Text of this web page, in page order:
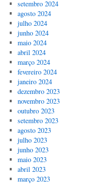
setembro 2024
agosto 2024
julho 2024
junho 2024
maio 2024
abril 2024
março 2024
fevereiro 2024
janeiro 2024
dezembro 2023
novembro 2023
outubro 2023
setembro 2023
agosto 2023
julho 2023
junho 2023
maio 2023
abril 2023
março 2023